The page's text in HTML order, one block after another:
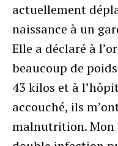
actuellement
naissance à un
Elle a déclaré à
beaucoup de
43 kilos et à
accouché, ils
malnutrition. Mon
NAVIGATION
RÉSEAUX SOCIAUX
PIED DE PAGE